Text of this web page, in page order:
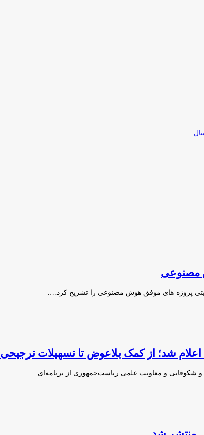
مصنوعی
پروژه های موفق هوش مصنوعی را تشریح کرد.…
شد؛ از کمک بلاعوض تا تسهیلات ترجیحی
و شکوفایی و معاونت علمی ریاست‌جمهوری از برنامه‌ای…